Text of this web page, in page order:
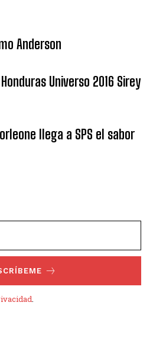
Anderson
Universo 2016 Sirey
llega a SPS el sabor
.